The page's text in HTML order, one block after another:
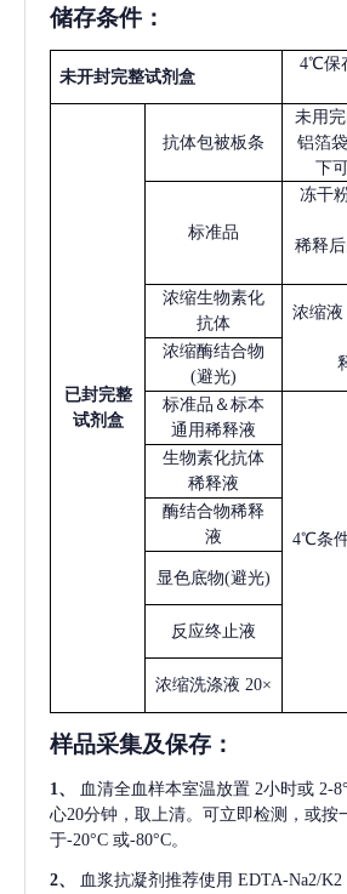
储存条件：
未开封完整试剂盒
4℃保
已封完整
试剂盒
抗体包被板条
未用
铝箔
下
标准品
冻干
稀释
浓缩生物素化
抗体
浓缩液
浓缩酶结合物
(避光)
标准品＆标本
通用稀释液
4℃条
生物素化抗体
稀释液
酶结合物稀释
液
显色底物(避光)
反应终止液
浓缩洗涤液 20×
样品采集及保存 ：
1、 血清全血样本室温放置 2小时或 2-
心20分钟，取上清。可立即检测，或按
于-20°C 或-80°C。
2、 血浆抗凝剂推荐使用 EDTA-Na2/